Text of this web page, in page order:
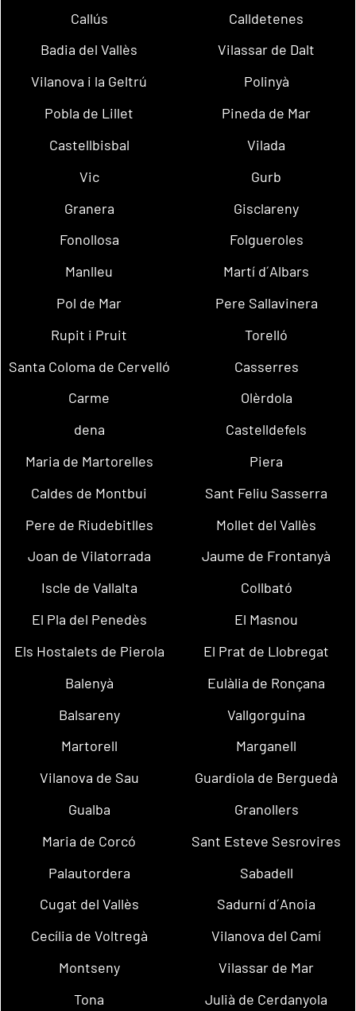
Callús
Calldetenes
Badia del Vallès
Vilassar de Dalt
Vilanova i la Geltrú
Polinyà
Pobla de Lillet
Pineda de Mar
Castellbisbal
Vilada
Vic
Gurb
Granera
Gisclareny
Fonollosa
Folgueroles
Manlleu
Martí d´Albars
Pol de Mar
Pere Sallavinera
Rupit i Pruit
Torelló
Santa Coloma de Cervelló
Casserres
Carme
Olèrdola
dena
Castelldefels
Maria de Martorelles
Piera
Caldes de Montbui
Sant Feliu Sasserra
Pere de Riudebitlles
Mollet del Vallès
Joan de Vilatorrada
Jaume de Frontanyà
Iscle de Vallalta
Collbató
El Pla del Penedès
El Masnou
Els Hostalets de Pierola
El Prat de Llobregat
Balenyà
Eulàlia de Ronçana
Balsareny
Vallgorguina
Martorell
Marganell
Vilanova de Sau
Guardiola de Berguedà
Gualba
Granollers
Maria de Corcó
Sant Esteve Sesrovires
Palautordera
Sabadell
Cugat del Vallès
Sadurní d´Anoia
Cecília de Voltregà
Vilanova del Camí
Montseny
Vilassar de Mar
Tona
Julià de Cerdanyola